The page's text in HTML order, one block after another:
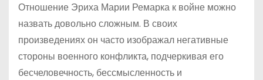
Отношение Эриха Марии Ремарка к войне можно
назвать довольно сложным. В своих
произведениях он часто изображал негативные
стороны военного конфликта, подчеркивая его
бесчеловечность, бессмысленность и